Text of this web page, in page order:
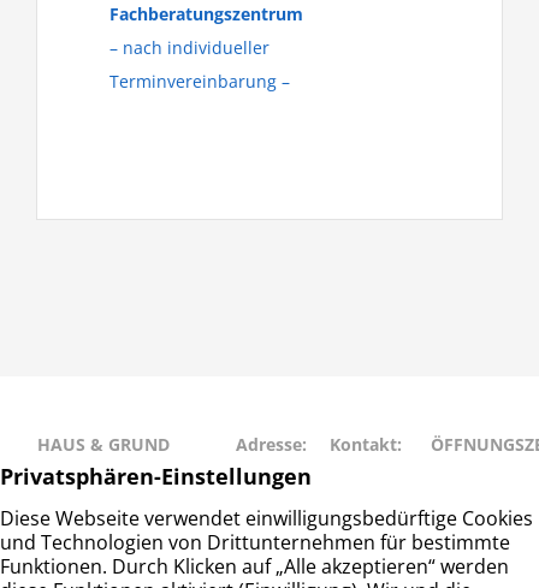
Fachberatungszentrum
– nach individueller
Terminvereinbarung –
HAUS & GRUND
RAHLSTEDT
Haus- und
Grundeigentümerverein
Hamburg-Rahlstedt e.V.
Adresse:
Schweriner
Str. 27
22143
Hamburg
Kontakt:
– 677 88 66
info@hug-
rahlstedt.de
• Freitag:
14:00
Dienstag •